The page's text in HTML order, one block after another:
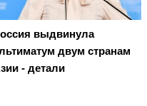
выдвинула
двум странам
- детали